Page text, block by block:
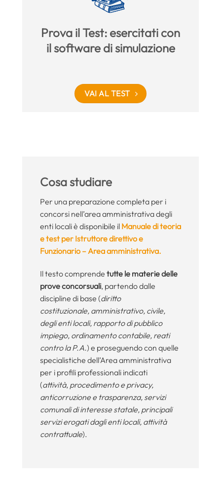
Prova il Test: esercitati con
il software di simulazione
VAI AL TEST
Cosa studiare
Per una preparazione completa per i
concorsi nell’area amministrativa degli
enti locali è disponibile il Manuale di teoria
e test per Istruttore direttivo e
Funzionario – Area amministrativa.
Il testo comprende tutte le materie delle
prove concorsuali, partendo dalle
discipline di base (diritto
costituzionale, amministrativo, civile,
degli enti locali, rapporto di pubblico
impiego, ordinamento contabile, reati
contro la P.A.) e proseguendo con quelle
specialistiche dell’Area amministrativa
per i profili professionali indicati
(attività, procedimento e privacy,
anticorruzione e trasparenza, servizi
comunali di interesse statale, principali
servizi erogati dagli enti locali, attività
contrattuale).